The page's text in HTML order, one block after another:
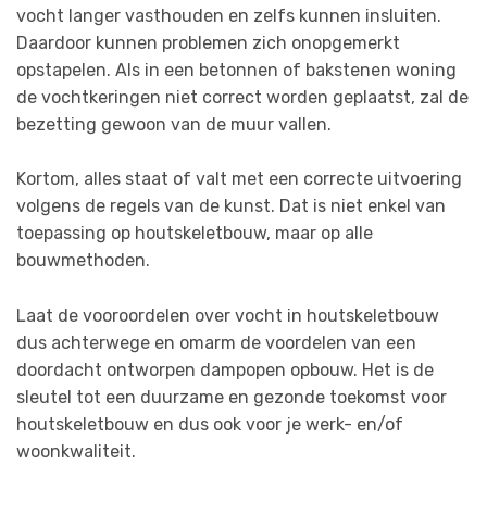
vocht langer vasthouden en zelfs kunnen insluiten.
Daardoor kunnen problemen zich onopgemerkt
opstapelen. Als in een betonnen of bakstenen woning
de vochtkeringen niet correct worden geplaatst, zal de
bezetting gewoon van de muur vallen.
Kortom, alles staat of valt met een correcte uitvoering
volgens de regels van de kunst. Dat is niet enkel van
toepassing op houtskeletbouw, maar op alle
bouwmethoden.
Laat de vooroordelen over vocht in houtskeletbouw
dus achterwege en omarm de voordelen van een
doordacht ontworpen dampopen opbouw. Het is de
sleutel tot een duurzame en gezonde toekomst voor
houtskeletbouw en dus ook voor je werk- en/of
woonkwaliteit.